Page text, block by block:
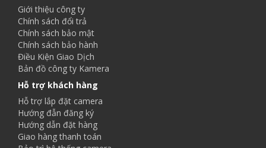
Giới thiệu công ty
Chính sách đổi trả
Chính sách bảo mật
Chính sách bảo hành
Điều Kiện Giao Dịch
Bản đồ công ty Kamera
Hỗ trợ khách hàng
Hỗ trợ lắp đặt camera
Hướng đẫn đăng ký
Hướng dẫn đặt hàng
Giao hàng thanh toán